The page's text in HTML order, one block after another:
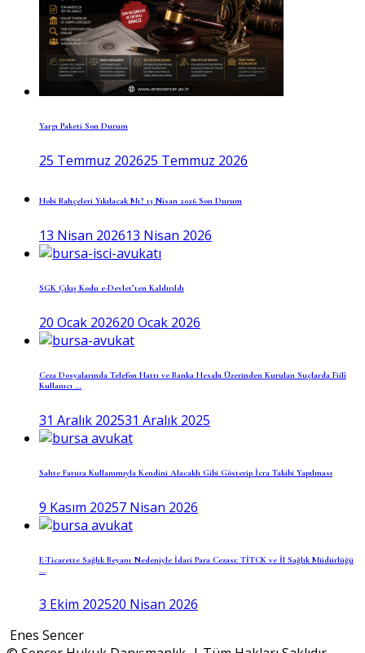
Yargı Paketi Son Durum
25 Temmuz 202625 Temmuz 2026
Hobi Bahçeleri Yıkılacak Mı? 13 Nisan 2026 Son Durum
13 Nisan 202613 Nisan 2026
SGK Çıkış Kodu e-Devlet’ten Kaldırıldı
20 Ocak 202620 Ocak 2026
Ceza Dosyalarında Telefon Hattı ve Banka Hesabı Üzerinden Kurulan Suçlarda Fiilî
Kullanıcı ...
31 Aralık 202531 Aralık 2025
Sahte Fatura Kullanımıyla Kendini Alacaklı Gibi Gösterip İcra Takibi Yapılması
9 Kasım 20257 Nisan 2026
E-Ticarette Sağlık Beyanı Nedeniyle İdari Para Cezası: TİTCK ve İl Sağlık Müdürlüğü
3 Ekim 202520 Nisan 2026
Enes Sencer